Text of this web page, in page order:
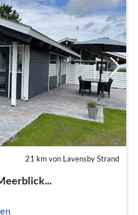
21 km von Lavensby Strand